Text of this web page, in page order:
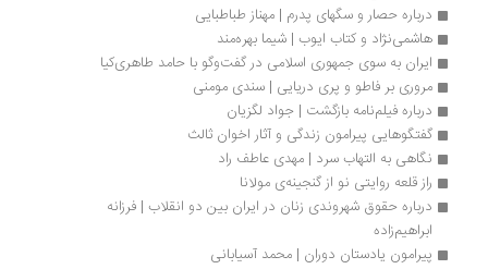
درباره حصار و سگهای پدرم | مهناز طباطبایی
هاشمی‌نژاد و کتاب ایوب | شيما بهره‌مند
ایران به سوی جمهوری اسلامی در گفت‌وگو با حامد طاهری‌کیا
مروری بر فاطو و پری دریایی | سندی مومنی
درباره فیلم‌نامه بازگشت | جواد لگزیان
گفتگوهایی پیرامون زندگی و آثار اخوان ثالث
نگاهی به التهاب سرد | مهدی عاطف راد
راز قلعه روایتی نو از گنجینه‌ی مولانا
درباره حقوق شهروندی زنان در ایران بین دو انقلاب | فرزانه
ابراهیم‌زاده
پیرامون یادستان دوران | محمد آسیابانی